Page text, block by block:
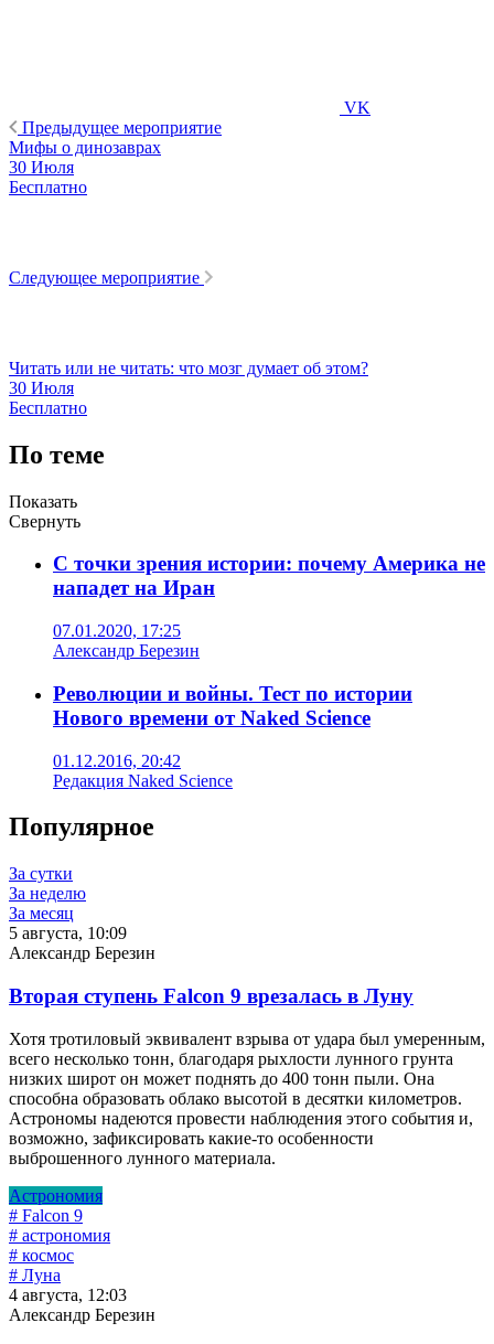
VK
Предыдущее мероприятие
Мифы о динозаврах
30 Июля
Бесплатно
Следующее мероприятие
Читать или не читать: что мозг думает об этом?
30 Июля
Бесплатно
По теме
Показать
Свернуть
С точки зрения истории: почему Америка не
нападет на Иран
07.01.2020, 17:25
Александр Березин
Революции и войны. Тест по истории
Нового времени от Naked Science
01.12.2016, 20:42
Редакция Naked Science
Популярное
За сутки
За неделю
За месяц
5 августа, 10:09
Александр Березин
Вторая ступень Falcon 9 врезалась в Луну
Хотя тротиловый эквивалент взрыва от удара был умеренным,
всего несколько тонн, благодаря рыхлости лунного грунта
низких широт он может поднять до 400 тонн пыли. Она
способна образовать облако высотой в десятки километров.
Астрономы надеются провести наблюдения этого события и,
возможно, зафиксировать какие-то особенности
выброшенного лунного материала.
Астрономия
# Falcon 9
# астрономия
# космос
# Луна
4 августа, 12:03
Александр Березин